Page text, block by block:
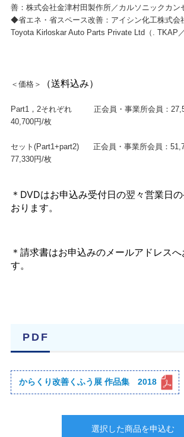
善：株式会社金津村田製作所／カルソニックカ
◆省エネ・省スペース改善：アイシン化工株式
Toyota Kirloskar Auto Parts Private Ltd（. TKAP
＜価格＞ （送料込み）
Part1，2それぞれ 正会員・事業所会員：
40,700円/枚
セット(Part1+part2) 正会員・事業所会員：
77,330円/枚
＊DVDはお申込み受付日の翌々営業日
おります。
＊請求書はお申込みのメールアドレス
す。
PDF
からくり改善くふう展 作品集 2018
選択した商品を申込む